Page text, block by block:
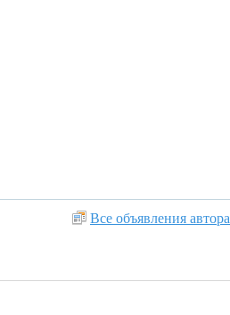
Все объявления автора